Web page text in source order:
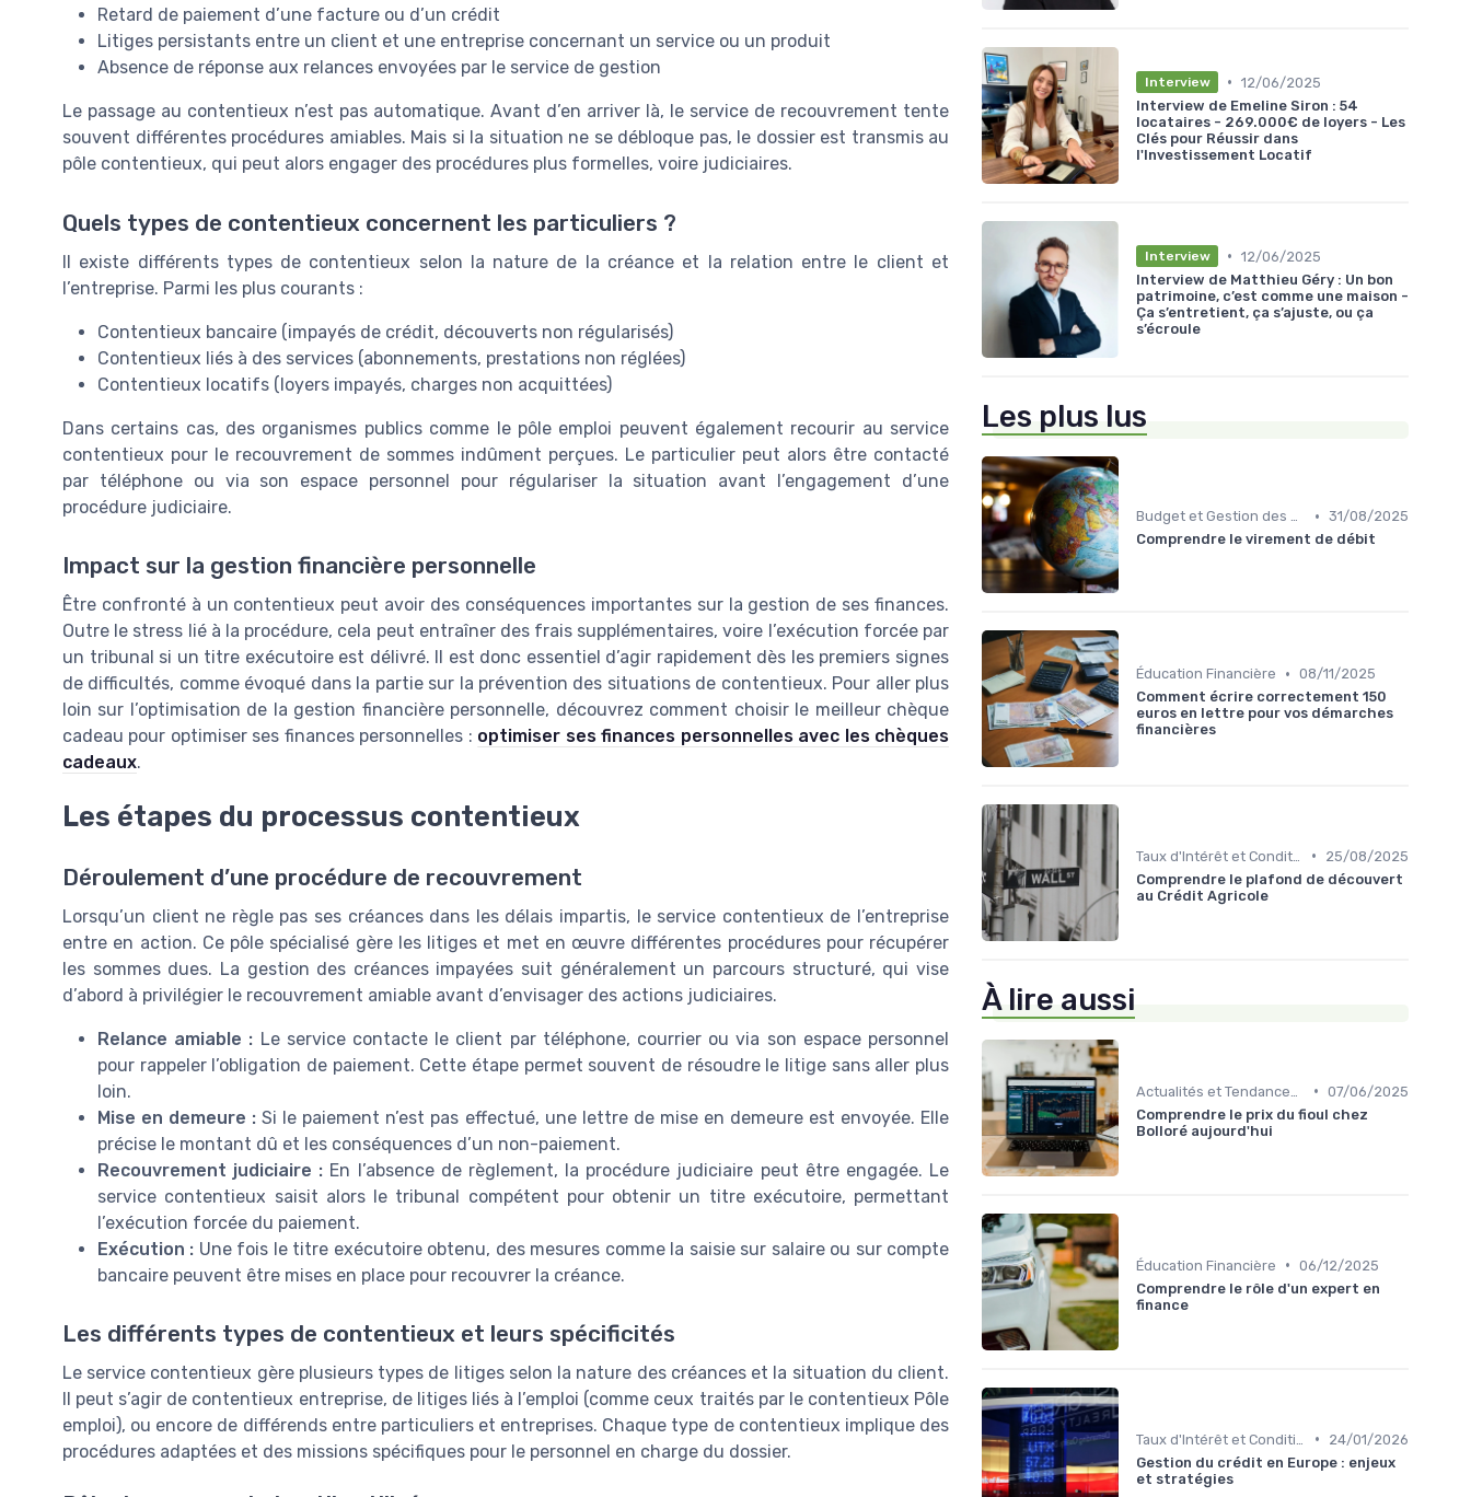
Retard de paiement d’une facture ou d’un crédit
Litiges persistants entre un client et une entreprise concernant un service ou un produit
Absence de réponse aux relances envoyées par le service de gestion
Le passage au contentieux n’est pas automatique. Avant d’en arriver là, le service de recouvrement tente
souvent différentes procédures amiables. Mais si la situation ne se débloque pas, le dossier est transmis au
pôle contentieux, qui peut alors engager des procédures plus formelles, voire judiciaires.
Quels types de contentieux concernent les particuliers ?
Il existe différents types de contentieux selon la nature de la créance et la relation entre le client et
l’entreprise. Parmi les plus courants :
Contentieux bancaire (impayés de crédit, découverts non régularisés)
Contentieux liés à des services (abonnements, prestations non réglées)
Contentieux locatifs (loyers impayés, charges non acquittées)
Dans certains cas, des organismes publics comme le pôle emploi peuvent également recourir au service
contentieux pour le recouvrement de sommes indûment perçues. Le particulier peut alors être contacté
par téléphone ou via son espace personnel pour régulariser la situation avant l’engagement d’une
procédure judiciaire.
Impact sur la gestion financière personnelle
Être confronté à un contentieux peut avoir des conséquences importantes sur la gestion de ses finances.
Outre le stress lié à la procédure, cela peut entraîner des frais supplémentaires, voire l’exécution forcée par
un tribunal si un titre exécutoire est délivré. Il est donc essentiel d’agir rapidement dès les premiers signes
de difficultés, comme évoqué dans la partie sur la prévention des situations de contentieux. Pour aller plus
loin sur l’optimisation de la gestion financière personnelle, découvrez comment choisir le meilleur chèque
cadeau pour optimiser ses finances personnelles : optimiser ses finances personnelles avec les chèques
cadeaux.
Les étapes du processus contentieux
Déroulement d’une procédure de recouvrement
Lorsqu’un client ne règle pas ses créances dans les délais impartis, le service contentieux de l’entreprise
entre en action. Ce pôle spécialisé gère les litiges et met en œuvre différentes procédures pour récupérer
les sommes dues. La gestion des créances impayées suit généralement un parcours structuré, qui vise
d’abord à privilégier le recouvrement amiable avant d’envisager des actions judiciaires.
Relance amiable : Le service contacte le client par téléphone, courrier ou via son espace personnel
pour rappeler l’obligation de paiement. Cette étape permet souvent de résoudre le litige sans aller plus
loin.
Mise en demeure : Si le paiement n’est pas effectué, une lettre de mise en demeure est envoyée. Elle
précise le montant dû et les conséquences d’un non-paiement.
Recouvrement judiciaire : En l’absence de règlement, la procédure judiciaire peut être engagée. Le
service contentieux saisit alors le tribunal compétent pour obtenir un titre exécutoire, permettant
l’exécution forcée du paiement.
Exécution : Une fois le titre exécutoire obtenu, des mesures comme la saisie sur salaire ou sur compte
bancaire peuvent être mises en place pour recouvrer la créance.
Les différents types de contentieux et leurs spécificités
Le service contentieux gère plusieurs types de litiges selon la nature des créances et la situation du client.
Il peut s’agir de contentieux entreprise, de litiges liés à l’emploi (comme ceux traités par le contentieux Pôle
emploi), ou encore de différends entre particuliers et entreprises. Chaque type de contentieux implique des
procédures adaptées et des missions spécifiques pour le personnel en charge du dossier.
Interview • 12/06/2025
Interview de Emeline Siron : 54
locataires - 269.000€ de loyers - Les
Clés pour Réussir dans
l'Investissement Locatif
Interview • 12/06/2025
Interview de Matthieu Géry : Un bon
patrimoine, c’est comme une maison -
Ça s’entretient, ça s’ajuste, ou ça
s’écroule
Les plus lus
Budget et Gestion des Finances Personnelles • 31/08/2025
Comprendre le virement de débit
Éducation Financière • 08/11/2025
Comment écrire correctement 150
euros en lettre pour vos démarches
financières
•
25/08/2025
Comprendre le plafond de découvert
au Crédit Agricole
À lire aussi
• 07/06/2025
Comprendre le prix du fioul chez
Bolloré aujourd'hui
Éducation Financière • 06/12/2025
Comprendre le rôle d'un expert en
finance
•
24/01/2026
Gestion du crédit en Europe : enjeux
et stratégies